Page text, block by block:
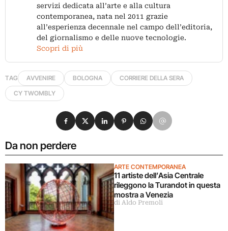
servizi dedicata all’arte e alla cultura
contemporanea, nata nel 2011 grazie
all’esperienza decennale nel campo dell’editoria,
del giornalismo e delle nuove tecnologie.
Scopri di più
TAG AVVENIRE BOLOGNA
CORRIERE DELLA SERA
CY TWOMBLY
Da non perdere
ARTE CONTEMPORANEA
11 artiste dell’Asia Centrale
rileggono la Turandot in questa
mostra a Venezia
di Aldo Premoli
Condividi su Facebook
Condividi su X
Condividi su LinkedIn
Condividi su Pinterest
Condividi su WhatsApp
Condividi su Email